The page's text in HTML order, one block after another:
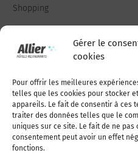
Gérer le
cookies
Pour offrir les meilleures
telles que les cookies pour stocker
appareils. Le fait de consentir à ces
traiter des données telles que le
uniques sur ce site. Le fait de ne
consentement peut avoir un effet
fonctions.
Shopping
Qui sommes-nous
Adhérer à l’association